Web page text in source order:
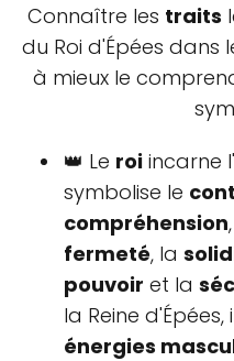
Connaître les traits
du Roi d'Épées dans
à mieux le
👑 Le roi incarne
symbolise le
compréhension
fermeté, la
pouvoir et la
la Reine
énergies